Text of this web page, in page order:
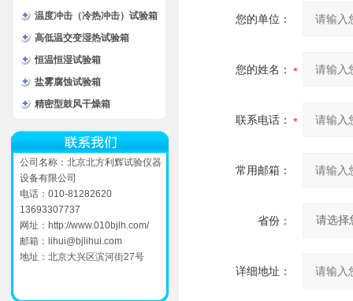
温度冲击（冷热冲击）试验箱
高低温交变湿热试验箱
恒温恒湿试验箱
盐雾腐蚀试验箱
精密型鼓风干燥箱
公司名称：北京北方利辉试验仪器
设备有限公司
电话：010-81282620
13693307737
网址： http://www.010bjlh.com/
邮箱： lihui@bjlihui.com
地址：北京大兴区滨河街27号
您的单位：
您的姓名：
联系电话：
常用邮箱：
省份：
详细地址：